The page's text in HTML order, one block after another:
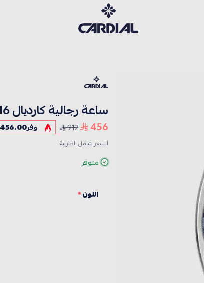
كارديــال
ساعة رجالية كارديال 244016
456
912 وفر456.00
السعر شامل الضريبة
متوفر
اللون*